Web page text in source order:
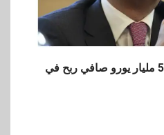
إنتيسا سان باولو تحقق 5.6 مليار يورو صافي ربح في